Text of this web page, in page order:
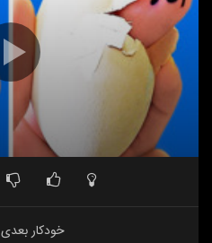
خودکار بعدی